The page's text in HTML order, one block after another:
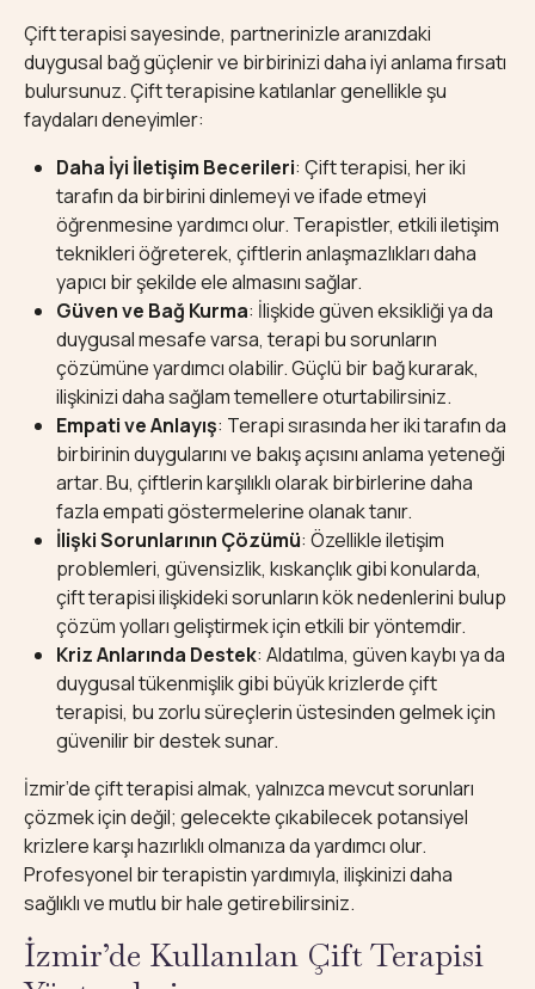
Çift terapisi sayesinde, partnerinizle aranızdaki
duygusal bağ güçlenir ve birbirinizi daha iyi anlama fırsatı
bulursunuz. Çift terapisine katılanlar genellikle şu
faydaları deneyimler:
Daha İyi İletişim Becerileri: Çift terapisi, her iki
tarafın da birbirini dinlemeyi ve ifade etmeyi
öğrenmesine yardımcı olur. Terapistler, etkili iletişim
teknikleri öğreterek, çiftlerin anlaşmazlıkları daha
yapıcı bir şekilde ele almasını sağlar.
Güven ve Bağ Kurma: İlişkide güven eksikliği ya da
duygusal mesafe varsa, terapi bu sorunların
çözümüne yardımcı olabilir. Güçlü bir bağ kurarak,
ilişkinizi daha sağlam temellere oturtabilirsiniz.
Empati ve Anlayış: Terapi sırasında her iki tarafın da
birbirinin duygularını ve bakış açısını anlama yeteneği
artar. Bu, çiftlerin karşılıklı olarak birbirlerine daha
fazla empati göstermelerine olanak tanır.
İlişki Sorunlarının Çözümü: Özellikle iletişim
problemleri, güvensizlik, kıskançlık gibi konularda,
çift terapisi ilişkideki sorunların kök nedenlerini bulup
çözüm yolları geliştirmek için etkili bir yöntemdir.
Kriz Anlarında Destek: Aldatılma, güven kaybı ya da
duygusal tükenmişlik gibi büyük krizlerde çift
terapisi, bu zorlu süreçlerin üstesinden gelmek için
güvenilir bir destek sunar.
İzmir’de çift terapisi almak, yalnızca mevcut sorunları
çözmek için değil; gelecekte çıkabilecek potansiyel
krizlere karşı hazırlıklı olmanıza da yardımcı olur.
Profesyonel bir terapistin yardımıyla, ilişkinizi daha
sağlıklı ve mutlu bir hale getirebilirsiniz.
İzmir’de Kullanılan Çift Terapisi